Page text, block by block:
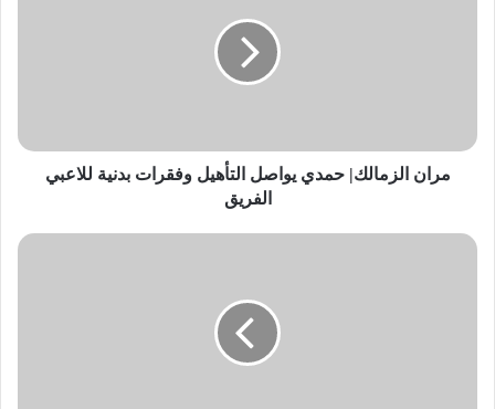
الفريق
مران الزمالك| حمدي يواصل التأهيل وفقرات بدنية للاعبي
الفريق
القائمة